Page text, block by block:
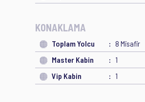
KONAKLAMA
Toplam Yolcu 8 Misafir
Master Kabin
1
Vip Kabin
1